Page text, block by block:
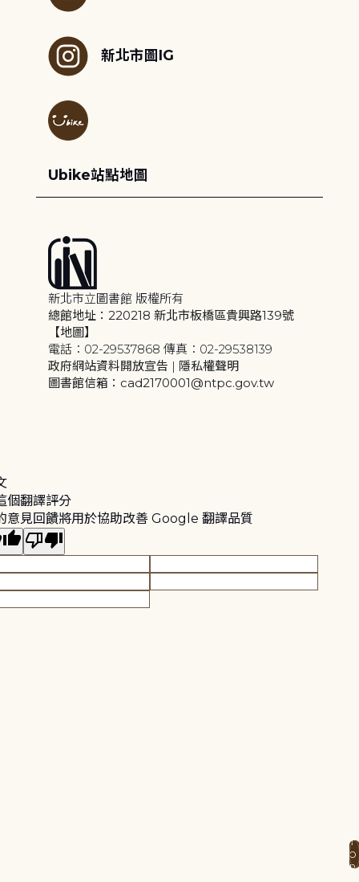
新北市圖IG
Ubike站點地圖
新北市立圖書館 版權所有
總館地址：220218 新北市板橋區貴興路139號
【地圖】
電話：02-29537868 傳真：02-29538139
政府網站資料開放宣告 | 隱私權聲明
圖書館信箱：cad2170001@ntpc.gov.tw
個翻譯評分
意見回饋將用於協助改善 Google 翻譯品質